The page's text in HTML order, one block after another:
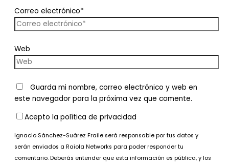
Correo electrónico*
Web
Guarda mi nombre, correo electrónico y web en
este navegador para la próxima vez que comente.
Acepto la política de privacidad
Ignacio Sánchez-Suárez Fraile será responsable por tus datos y
serán enviados a Raiola Networks para poder responder tu
comentario. Deberás entender que esta información es pública, y los